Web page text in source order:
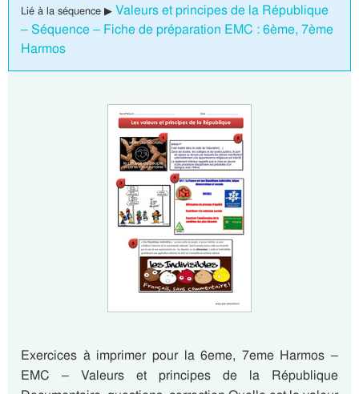
Lié à la séquence ▶ Valeurs et principes de la République
– Séquence – Fiche de préparation EMC : 6ème, 7ème
Harmos
Exercices à imprimer pour la 6eme, 7eme Harmos –
EMC – Valeurs et principes de la République